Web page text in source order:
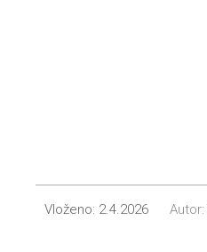
Vloženo: 2.4.2026 Autor: